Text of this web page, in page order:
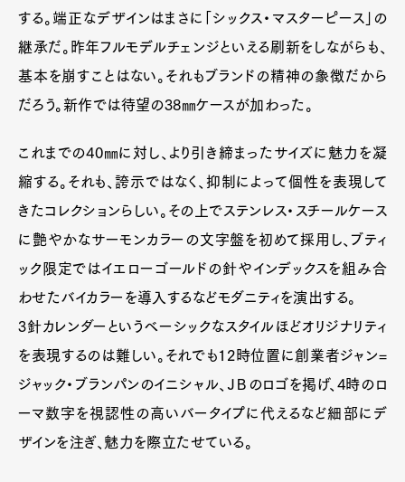
する。端正なデザインはまさに「シックス・マスターピース」の
継承だ。昨年フルモデルチェンジといえる刷新をしながらも、
基本を崩すことはない。それもブランドの精神の象徴だから
だろう。新作では待望の38㎜ケースが加わった。
これまでの40㎜に対し、より引き締まったサイズに魅力を凝
縮する。それも、誇示ではなく、抑制によって個性を表現して
きたコレクションらしい。その上でステンレス・スチールケース
に艶やかなサーモンカラーの文字盤を初めて採用し、ブティ
ック限定ではイエローゴールドの針やインデックスを組み合
わせたバイカラーを導入するなどモダニティを演出する。
3針カレンダーというベーシックなスタイルほどオリジナリティ
を表現するのは難しい。それでも12時位置に創業者ジャン=
ジャック・ブランパンのイニシャル、ＪＢのロゴを掲げ、4時のロ
ーマ数字を視認性の高いバータイプに代えるなど細部にデ
ザインを注ぎ、魅力を際立たせている。